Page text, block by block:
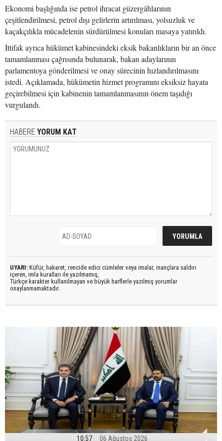
Ekonomi başlığında ise petrol ihracat güzergâhlarının
çeşitlendirilmesi, petrol dışı gelirlerin artırılması, yolsuzluk ve
kaçakçılıkla mücadelenin sürdürülmesi konuları masaya yatırıldı.
İttifak ayrıca hükümet kabinesindeki eksik bakanlıkların bir an önce
tamamlanması çağrısında bulunarak, bakan adaylarının
parlamentoya gönderilmesi ve onay sürecinin hızlandırılmasını
istedi. Açıklamada, hükümetin hizmet programını eksiksiz hayata
geçirebilmesi için kabinenin tamamlanmasının önem taşıdığı
vurgulandı.
HABERE YORUM KAT
UYARI: Küfür, hakaret, rencide edici cümleler veya imalar, inançlara saldırı
içeren, imla kuralları ile yazılmamış,
Türkçe karakter kullanılmayan ve büyük harflerle yazılmış yorumlar
onaylanmamaktadır.
10:57 06 Ağustos 2026